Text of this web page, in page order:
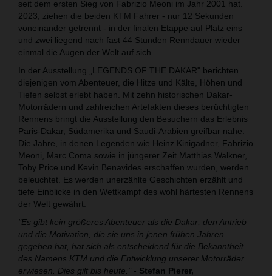
seit dem ersten Sieg von Fabrizio Meoni im Jahr 2001 hat.
2023, ziehen die beiden KTM Fahrer - nur 12 Sekunden
voneinander getrennt - in der finalen Etappe auf Platz eins
und zwei liegend nach fast 44 Stunden Renndauer wieder
einmal die Augen der Welt auf sich.
In der Ausstellung „LEGENDS OF THE DAKAR" berichten
diejenigen vom Abenteuer, die Hitze und Kälte, Höhen und
Tiefen selbst erlebt haben. Mit zehn historischen Dakar-
Motorrädern und zahlreichen Artefakten dieses berüchtigten
Rennens bringt die Ausstellung den Besuchern das Erlebnis
Paris-Dakar, Südamerika und Saudi-Arabien greifbar nahe.
Die Jahre, in denen Legenden wie Heinz Kinigadner, Fabrizio
Meoni, Marc Coma sowie in jüngerer Zeit Matthias Walkner,
Toby Price und Kevin Benavides erschaffen wurden, werden
beleuchtet. Es werden unerzählte Geschichten erzählt und
tiefe Einblicke in den Wettkampf des wohl härtesten Rennens
der Welt gewährt.
"Es gibt kein größeres Abenteuer als die Dakar; den Antrieb
und die Motivation, die sie uns in jenen frühen Jahren
gegeben hat, hat sich als entscheidend für die Bekanntheit
des Namens KTM und die Entwicklung unserer Motorräder
erwiesen. Dies gilt bis heute." - Stefan Pierer,